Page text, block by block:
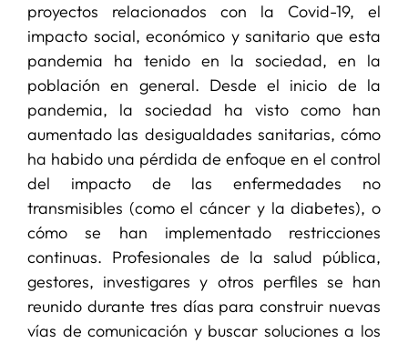
proyectos relacionados con la Covid-19, el
impacto social, económico y sanitario que esta
pandemia ha tenido en la sociedad, en la
población en general. Desde el inicio de la
pandemia, la sociedad ha visto como han
aumentado las desigualdades sanitarias, cómo
ha habido una pérdida de enfoque en el control
del impacto de las enfermedades no
transmisibles (como el cáncer y la diabetes), o
cómo se han implementado restricciones
continuas. Profesionales de la salud pública,
gestores, investigares y otros perfiles se han
reunido durante tres días para construir nuevas
vías de comunicación y buscar soluciones a los